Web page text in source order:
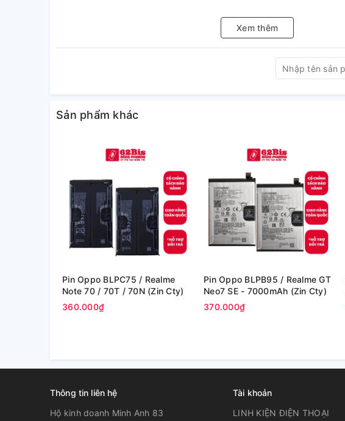
Xem thêm
Sản phẩm khác
Pin Oppo BLPC75 / Realme
Note 70 / 70T / 70N (Zin Cty)
360.000₫
Pin Oppo BLPB95 / Realme GT
Neo7 SE - 7000mAh (Zin Cty)
370.000₫
Thông tin liên hệ
Hộ kinh doanh Minh Anh 83
Tài khoản
LINH KIỆN ĐIỆN THOẠI